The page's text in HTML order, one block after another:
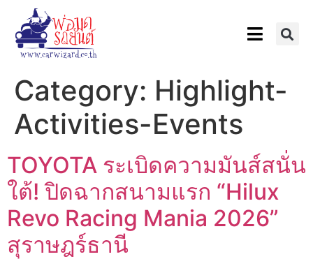
Category: Highlight-
Activities-Events
TOYOTA ระเบิดความมันส์สนั่น
ใต้! ปิดฉากสนามแรก “Hilux
Revo Racing Mania 2026”
สุราษฎร์ธานี